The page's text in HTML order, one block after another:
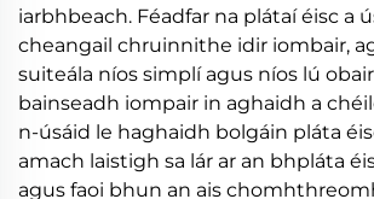
iarbhbeach. Féadfar na plátaí éisc a
cheangail chruinnithe idir iombair,
suiteála níos simplí agus níos lú
bainseadh iompair in aghaidh a
n-úsáid le haghaidh bolgáin pláta
amach laistigh sa lár ar an bhpláta
agus faoi bhun an ais